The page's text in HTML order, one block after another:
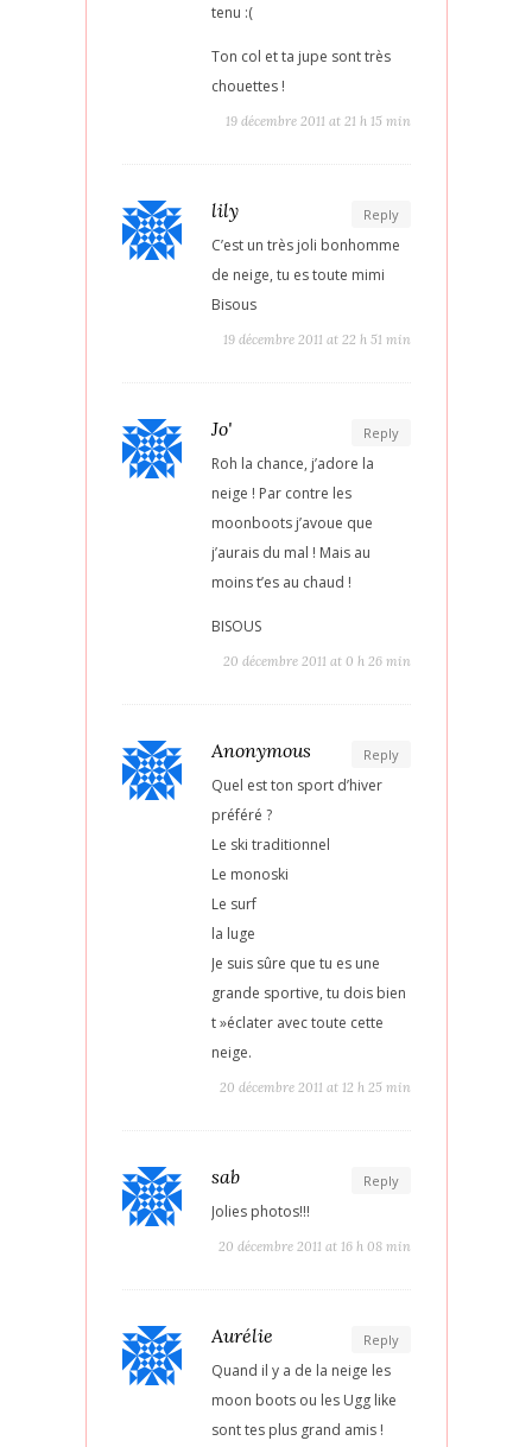
tenu :(
Ton col et ta jupe sont très
chouettes !
19 décembre 2011 at 21 h 15 min
Reply
lily
C’est un très joli bonhomme
de neige, tu es toute mimi
Bisous
19 décembre 2011 at 22 h 51 min
Reply
Jo'
Roh la chance, j’adore la
neige ! Par contre les
moonboots j’avoue que
j’aurais du mal ! Mais au
moins t’es au chaud !
BISOUS
20 décembre 2011 at 0 h 26 min
Reply
Anonymous
Quel est ton sport d’hiver
préféré ?
Le ski traditionnel
Le monoski
Le surf
la luge
Je suis sûre que tu es une
grande sportive, tu dois bien
t »éclater avec toute cette
neige.
20 décembre 2011 at 12 h 25 min
Reply
sab
Jolies photos!!!
20 décembre 2011 at 16 h 08 min
Reply
Aurélie
Quand il y a de la neige les
moon boots ou les Ugg like
sont tes plus grand amis !